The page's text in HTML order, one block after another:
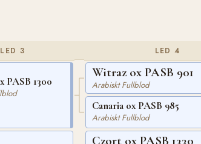
LED 3
PASB 1300
LED 4
Witraz ox PASB 901
Arabiskt Fullblod
Canaria ox PASB 985
Arabiskt Fullblod
Czort ox PASB 1330